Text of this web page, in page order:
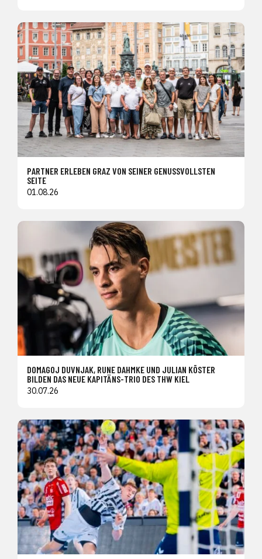
PARTNER ERLEBEN GRAZ VON SEINER GENUSSVOLLSTEN
SEITE
01.08.26
DOMAGOJ DUVNJAK, RUNE DAHMKE UND JULIAN KÖSTER
BILDEN DAS NEUE KAPITÄNS-TRIO DES THW KIEL
30.07.26